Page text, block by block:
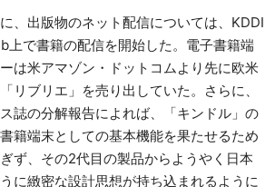
、出版物のネット配信については、KDDI
上で書籍の配信を開始した。電子書籍端
は米アマゾン・ドットコムより先に欧米
リブリエ」を売り出していた。さらに、
誌の分解報告によれば、「キンドル」の
籍端末としての基本機能を果たせるため
ず、その2代目の製品からようやく日本
に緻密な設計思想が持ち込まれるように